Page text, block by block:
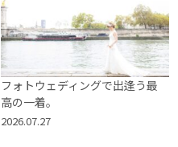
フォトウェディングで出逢う最
高の一着。
2026.07.27